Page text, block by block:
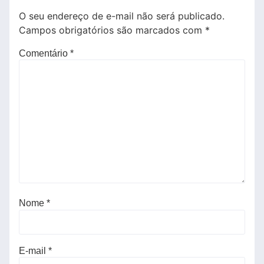
O seu endereço de e-mail não será publicado.
Campos obrigatórios são marcados com *
Comentário *
Nome *
E-mail *